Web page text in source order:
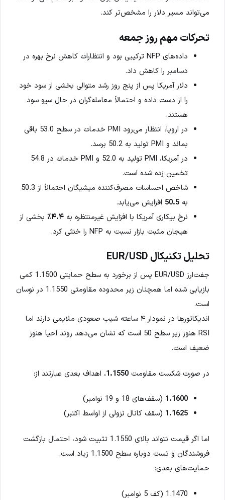
می‌تواند مسیر دلار را مشخص‌تر کند.
تحرکات مهم روز جمعه
داده‌های NFP ترکیبی بود و انتظارات کاهش نرخ بهره در
دسامبر را کاهش داد.
دلار آمریکا پس از پنج روز رشد متوالی بخشی از سود خود
را از دست داده و احتمالاً معامله‌گران در حال سیو سود
هستند.
در اروپا، انتظار می‌رود PMI خدمات در سطح 53.0 باقی
بماند و PMI تولید به 50.2 برسد.
در آمریکا، PMI تولید به 52.0 و PMI خدمات در 54.8
تخمین زده شده است.
شاخص احساسات مصرف‌کننده میشیگان احتمالاً از 50.3
به50.5 افزایش می‌یابد.
نرخ بیکاری آمریکا با افزایش غیرمنتظره به۴.۴٪
بخشی از
هیجان مثبت بازار نسبت به NFP را خنثی کرد.
تحلیل تکنیکال EUR/USD
جفت‌ارز EUR/USD پس از برخورد به سطح حمایتی 1.1500 کمی
بازیابی شده اما همچنان زیر محدوده مقاومتی 1.1550 در نوسان
است.
اندیکاتورها در نمودار ۴ ساعته شیب صعودی ملایمی دارند اما
RSI هنوز زیر سطح 50 است که نشان می‌دهد روند احیا هنوز
ضعیف است.
در صورت شکست مقاومت 1.1550، اهداف بعدی عبارتند از:
1.1600 (سقف‌های 18 و 19 نوامبر)
1.1625 (سقف کانال نزولی از اواسط اکتبر)
اما اگر قیمت نتواند بالای 1.1550 تثبیت شود، احتمال بازگشت
فروشندگان و تست دوباره سطح 1.1500 زیاد است.
حمایت‌های بعدی:
1.1470 (کف 5 نوامبر)